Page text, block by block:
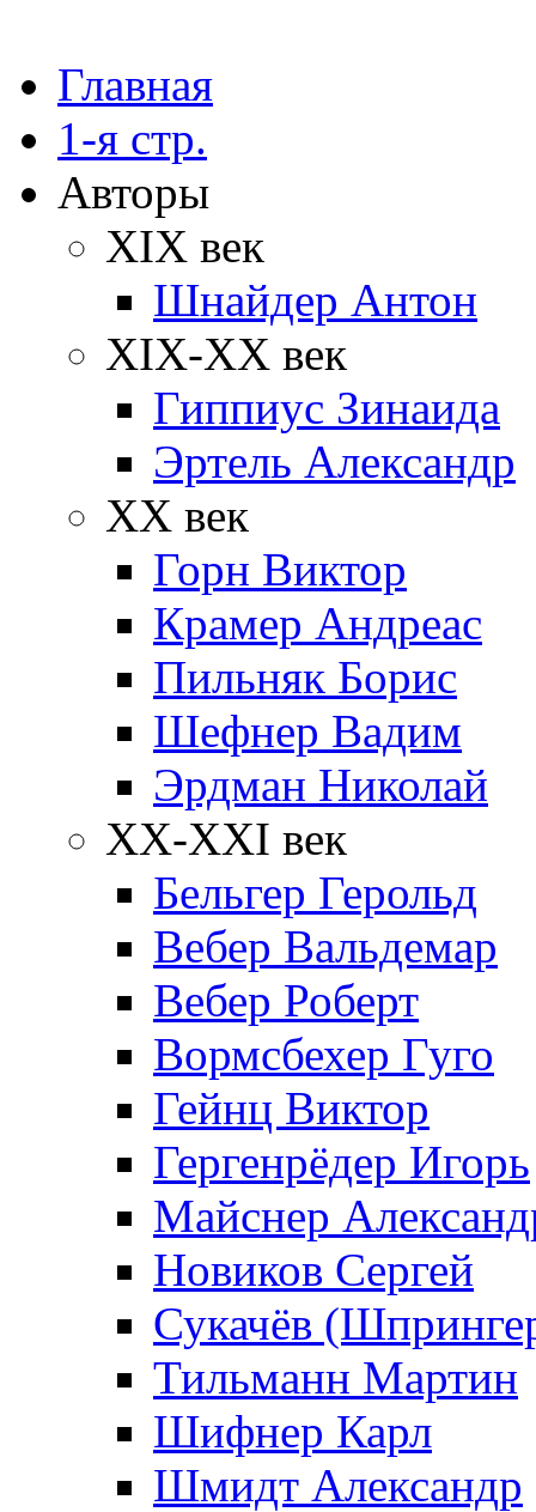
Главная
1-я стр.
Авторы
XIX век
Шнайдер Антон
XIX-XX век
Гиппиус Зинаида
Эртель Александр
XX век
Горн Виктор
Крамер Андреас
Пильняк Борис
Шефнер Вадим
Эрдман Николай
ХХ-XXI век
Бельгер Герольд
Вебер Вальдемар
Вебер Роберт
Вормсбехер Гуго
Гейнц Виктор
Гергенрёдер Игорь
Майснер
Новиков Сергей
Сукачёв
Тильманн Мартин
Шифнер Карл
Шмидт Александр